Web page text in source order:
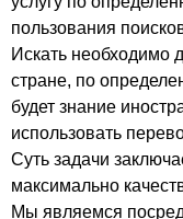
пользования
Искать необходимо
стране, по
будет знание
использовать
Суть задачи
максимально
Мы являемся